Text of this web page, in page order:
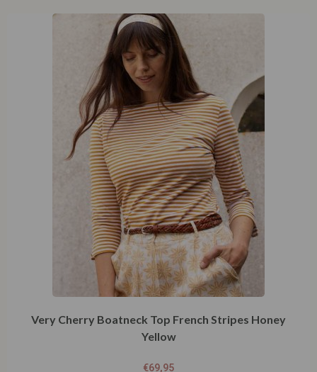
Very Cherry Boatneck Top French Stripes Honey
Yellow
€69,95